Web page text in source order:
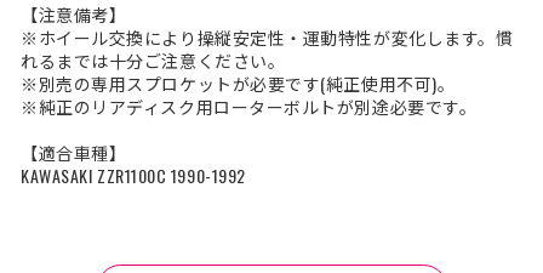
【注意備考】
※ホイール交換により操縦安定性・運動特性が変化します。慣
れるまでは十分ご注意ください。
※別売の専用スプロケットが必要です(純正使用不可)。
※純正のリアディスク用ローターボルトが別途必要です。
【適合車種】
KAWASAKI ZZR1100C 1990-1992